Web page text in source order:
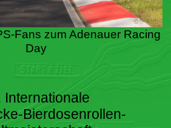
Fans zum Adenauer Racing
Day
Internationale
Bierdosenrollen-